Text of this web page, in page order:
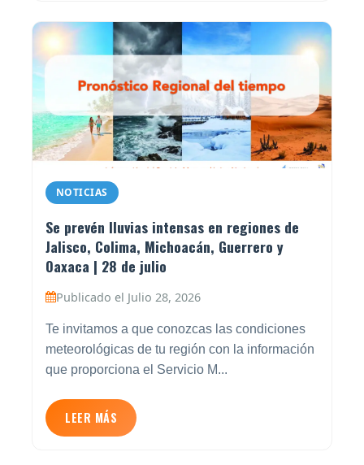
NOTICIAS
Se prevén lluvias intensas en regiones de
Jalisco, Colima, Michoacán, Guerrero y
Oaxaca | 28 de julio
Publicado el Julio 28, 2026
Te invitamos a que conozcas las condiciones
meteorológicas de tu región con la información
que proporciona el Servicio M...
LEER MÁS